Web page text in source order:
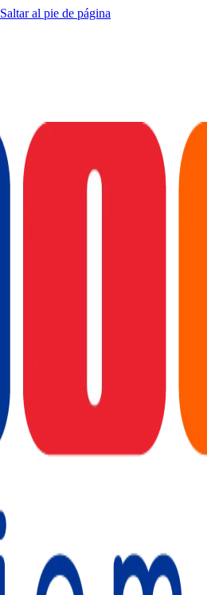
Saltar al pie de página